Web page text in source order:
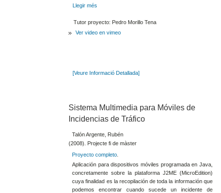
Llegir més
Tutor proyecto: Pedro Morillo Tena
Ver video en vimeo
[Veure Informació Detallada]
Sistema Multimedia para Móviles de
Incidencias de Tráfico
Talón Argente, Rubén
(2008). Projecte fi de màster
Proyecto completo
Aplicación para dispositivos móviles programada en Java,
concretamente sobre la plataforma J2ME (MicroEdition)
cuya finalidad es la recopilación de toda la información que
podemos encontrar cuando sucede un incidente de